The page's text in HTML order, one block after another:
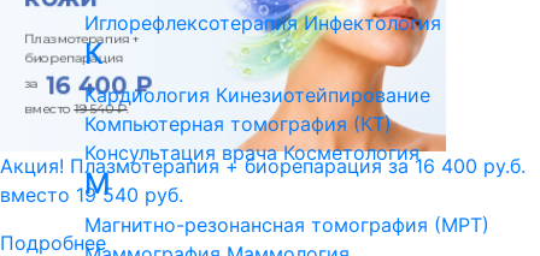
Акция! Плазмотерапия + биорепарация за 16 400 ру.б.
вместо 19 540 руб.
Подробнее
Иглорефлексотерапия Инфектология
К
Кардиология Кинезиотейпирование
Компьютерная томография (КТ)
Консультация врача Косметология
М
Магнитно-резонансная томография (МРТ)